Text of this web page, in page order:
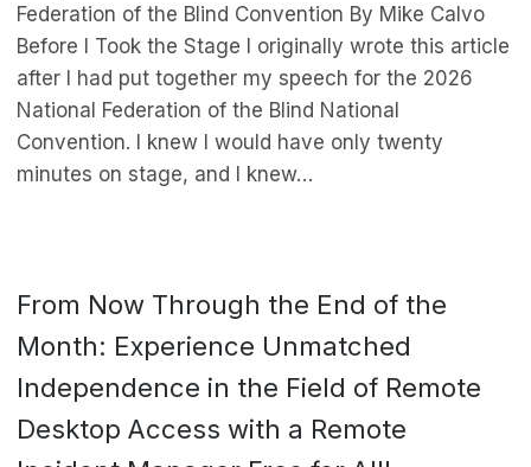
Federation of the Blind Convention By Mike Calvo
Before I Took the Stage I originally wrote this article
after I had put together my speech for the 2026
National Federation of the Blind National
Convention. I knew I would have only twenty
minutes on stage, and I knew…
From Now Through the End of the
Month: Experience Unmatched
Independence in the Field of Remote
Desktop Access with a Remote